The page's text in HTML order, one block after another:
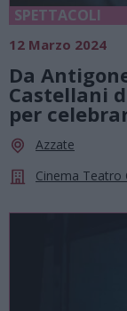
SPETTACOLI
12 Marzo 2024
Da
Castellani
per
Azzate
Cinema Teatro